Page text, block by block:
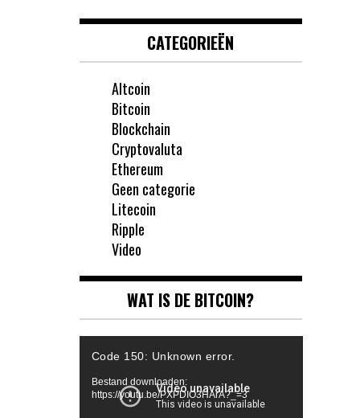
CATEGORIEËN
Altcoin
Bitcoin
Blockchain
Cryptovaluta
Ethereum
Geen categorie
Litecoin
Ripple
Video
WAT IS DE BITCOIN?
Code 150: Unknown error.
Bestand downloaden:
https://youtu.be/PXPDIO3HArA?_=3